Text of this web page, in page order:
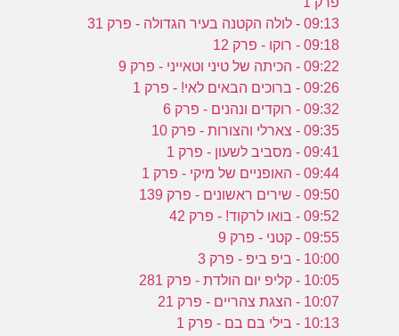
09:13 - לולה הקטנה בעיר הגדולה - פרק 31
09:18 - רוקו - פרק 12
09:22 - הכיתה של טיני וטאייני - פרק 9
09:26 - ברוכים הבאים לאי! - פרק 1
09:32 - רוקדים ונהנים - פרק 6
09:35 - צארלי והצורות - פרק 10
09:41 - מסביב לשעון - פרק 1
09:44 - האופניים של מיקי - פרק 1
09:50 - שירים ראשונים - פרק 139
09:52 - בואו לרקוד! - פרק 42
09:55 - קטני - פרק 9
10:00 - ביפ ביפ - פרק 3
10:05 - קליפ יום הולדת - פרק 281
10:07 - הצגת צהריים - פרק 21
10:13 - בילי בם בם - פרק 1